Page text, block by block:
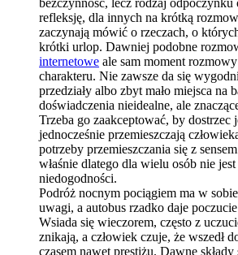
bezczynność, lecz rodzaj
refleksję, dla innych na krótką
zaczynają mówić o rzeczach, o
krótki urlop. Dawniej podobne
internetowe ale sam moment
charakteru. Nie zawsze da się
przedziały albo zbyt mało miejsca
doświadczenia nieidealne, ale
Trzeba go zaakceptować, by
jednocześnie przemieszczają
potrzeby przemieszczania się z
właśnie dlatego dla wielu osób nie
niedogodności.
Podróż nocnym pociągiem ma w
uwagi, a autobus rzadko daje
Wsiada się wieczorem, często z
znikają, a człowiek czuje, że wszedł
czasem nawet prestiżu. Dawne